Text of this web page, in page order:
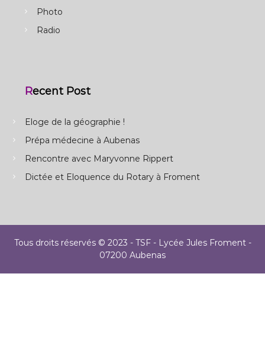
Photo
Radio
Recent Post
Eloge de la géographie !
Prépa médecine à Aubenas
Rencontre avec Maryvonne Rippert
Dictée et Eloquence du Rotary à Froment
Tous droits réservés © 2023 - TSF - Lycée Jules Froment -
07200 Aubenas